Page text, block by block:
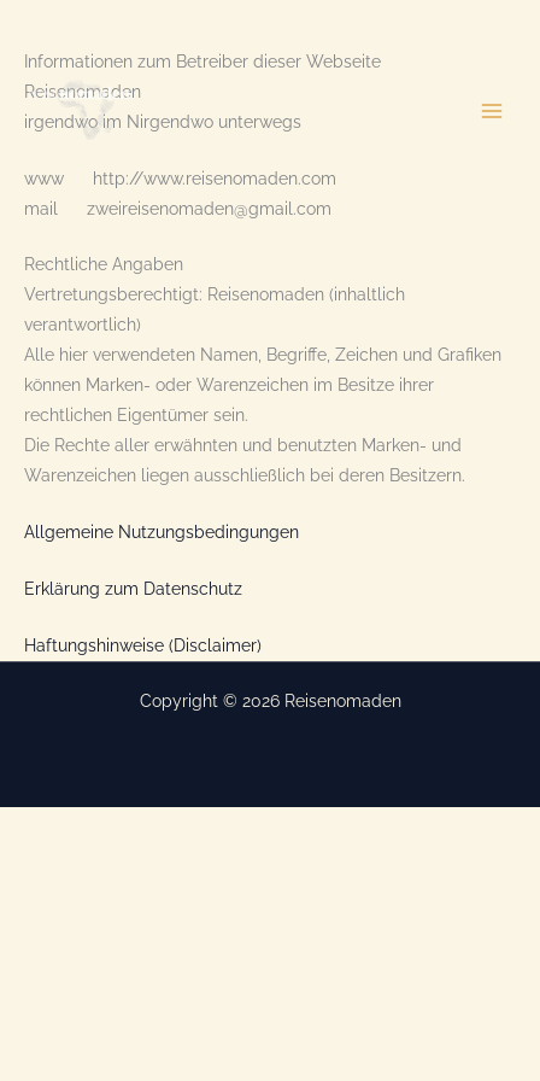
springen
Informationen zum Betreiber dieser Webseite
Reisenomaden
irgendwo im Nirgendwo unterwegs
www http://www.reisenomaden.com
mail zweireisenomaden@gmail.com
Rechtliche Angaben
Vertretungsberechtigt: Reisenomaden (inhaltlich
verantwortlich)
Alle hier verwendeten Namen, Begriffe, Zeichen und Grafiken
können Marken- oder Warenzeichen im Besitze ihrer
rechtlichen Eigentümer sein.
Die Rechte aller erwähnten und benutzten Marken- und
Warenzeichen liegen ausschließlich bei deren Besitzern.
Allgemeine Nutzungsbedingungen
Erklärung zum Datenschutz
Haftungshinweise (Disclaimer)
Copyright © 2026 Reisenomaden